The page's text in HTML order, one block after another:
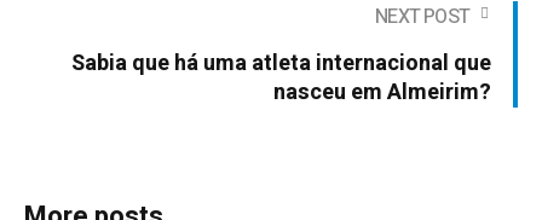
NEXT POST
Sabia que há uma atleta internacional que
nasceu em Almeirim?